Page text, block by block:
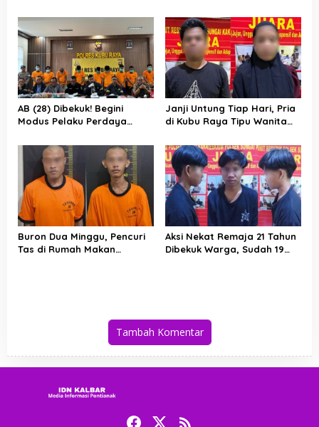
Korban Ayah Kandung
Percaya Tawaran Digital
AB (28) Dibekuk! Begini
Modus Pelaku Perdaya
Keponakan di Kubu Raya
Janji Untung Tiap Hari, Pria
di Kubu Raya Tipu Wanita
Investasi Emas Bodong
Buron Dua Minggu, Pencuri
Tas di Rumah Makan
Aksi Nekat Remaja 21 Tahun
Dibekuk Warga, Sudah 19
Tambah Komentar